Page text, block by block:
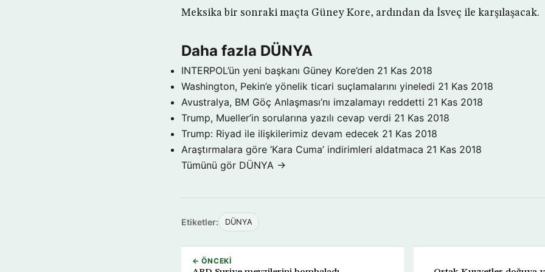
Meksika bir sonraki maçta Güney Kore, ardından da İsveç ile karşılaşacak.
Daha fazla DÜNYA
INTERPOL’ün yeni başkanı Güney Kore’den 21 Kas 2018
Washington, Pekin’e yönelik ticari suçlamalarını yineledi 21 Kas 2018
Avustralya, BM Göç Anlaşması’nı imzalamayı reddetti 21 Kas 2018
Trump, Mueller’in sorularına yazılı cevap verdi 21 Kas 2018
Trump: Riyad ile ilişkilerimiz devam edecek 21 Kas 2018
Araştırmalara göre ‘Kara Cuma’ indirimleri aldatmaca 21 Kas 2018
Tümünü gör DÜNYA →
Etiketler: DÜNYA
← ÖNCEKI